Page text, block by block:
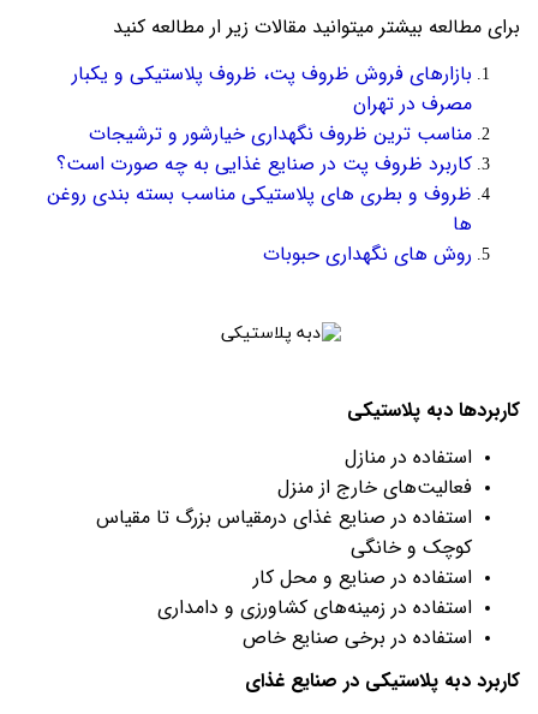
برای مطالعه بیشتر میتوانید مقالات زیر ار مطالعه کنید
بازارهای فروش ظروف پت، ظروف پلاستیکی و یکبار
مصرف در تهران
مناسب ترین ظروف نگهداری خیارشور و ترشیجات
کاربرد ظروف پت در صنایع غذایی به چه صورت است؟
ظروف و بطری های پلاستیکی مناسب بسته بندی روغن
ها
روش های نگهداری حبوبات
کاربردها دبه پلاستیکی
استفاده در منازل
فعالیت‌های خارج از منزل
استفاده در صنایع غذای درمقیاس بزرگ تا مقیاس
کوچک و خانگی
استفاده در صنایع و محل کار
استفاده در زمینه‌های کشاورزی و دامداری
استفاده در برخی صنایع خاص
کاربرد دبه پلاستیکی در صنایع غذای